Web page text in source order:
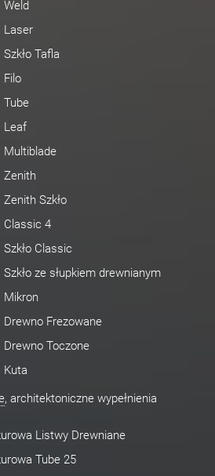
Weld
Laser
Tafla
Filo
Tube
Leaf
Multiblade
Zenith
Szkło
Classic 4
Classic
ze słupkiem drewnianym
Mikron
Drewno Frezowane
Drewno Toczone
Kuta
, architektoniczne wypełnienia
Listwy Drewniane
Tube 25